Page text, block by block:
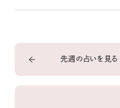
先週の占いを見る